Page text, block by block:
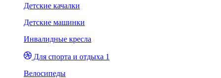
Детские качалки
Детские машинки
Инвалидные кресла
Для спорта и отдыха 1
Велосипеды